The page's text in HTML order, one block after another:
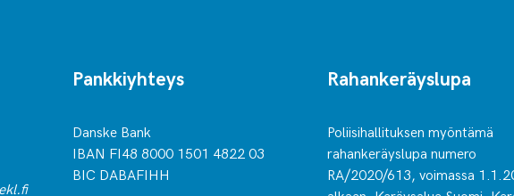
Pankkiyhteys
Danske Bank
IBAN FI48 8000 1501 4822 03
BIC DABAFIHH
Rahankeräyslupa
Poliisihallituksen myöntämä
rahankeräyslupa numero
RA/2020/613, voimassa